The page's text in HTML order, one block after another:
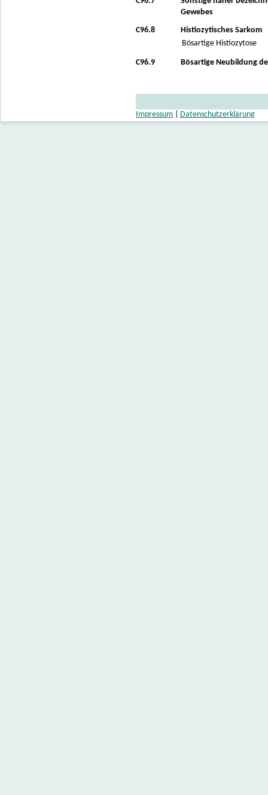
Gewebes
C96.8
Histiozytisches Sarkom
Bösartige Histiozytose
C96.9 Bösartige Neubildung
Impressum Datenschutzerklärung